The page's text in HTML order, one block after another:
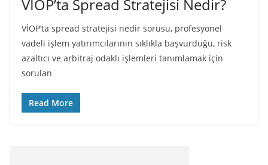
VİOP’ta Spread Stratejisi Nedir?
VİOP’ta spread stratejisi nedir sorusu, profesyonel
vadeli işlem yatırımcılarının sıklıkla başvurduğu, risk
azaltıcı ve arbitraj odaklı işlemleri tanımlamak için
sorulan
Read More